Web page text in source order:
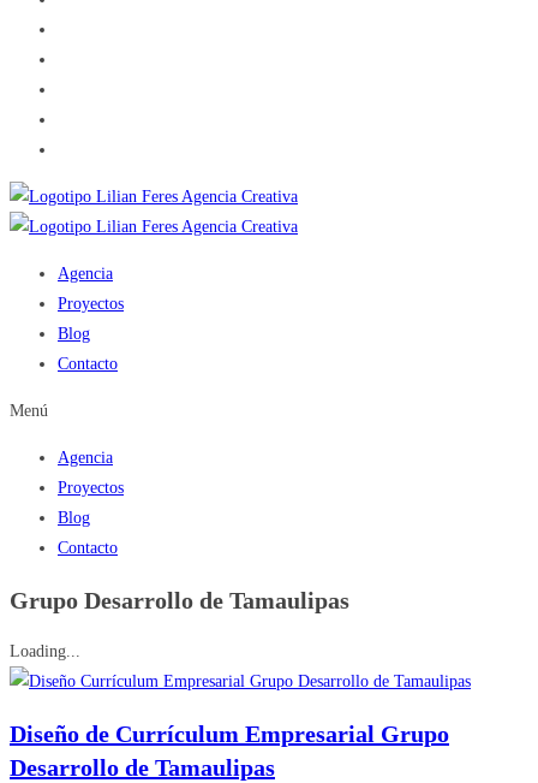
Agencia
Proyectos
Blog
Contacto
Menú
Agencia
Proyectos
Blog
Contacto
Grupo Desarrollo de Tamaulipas
Loading...
Diseño de Currículum Empresarial Grupo
Desarrollo de Tamaulipas